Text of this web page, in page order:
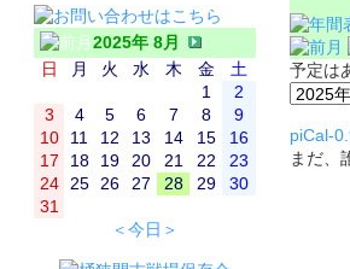
2025年 8月
日
月 火 水 木 金
土
1
2
3
4 5 6 7 8
9
10
11 12 13 14 15
16
17
18 19 20 21 22
23
24
25 26 27 28 29
30
31
＜今日＞
予定は
piCal-
まだ、